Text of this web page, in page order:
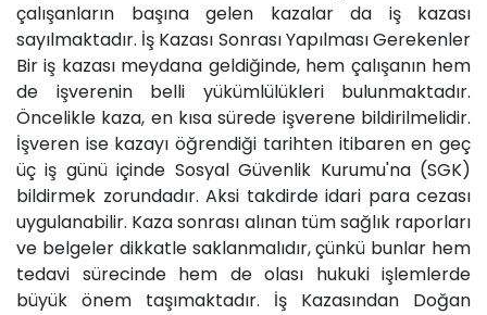
çalışanların başına gelen kazalar da iş kazası
sayılmaktadır. İş Kazası Sonrası Yapılması Gerekenler
Bir iş kazası meydana geldiğinde, hem çalışanın hem
de işverenin belli yükümlülükleri bulunmaktadır.
Öncelikle kaza, en kısa sürede işverene bildirilmelidir.
İşveren ise kazayı öğrendiği tarihten itibaren en geç
üç iş günü içinde Sosyal Güvenlik Kurumu'na (SGK)
bildirmek zorundadır. Aksi takdirde idari para cezası
uygulanabilir. Kaza sonrası alınan tüm sağlık raporları
ve belgeler dikkatle saklanmalıdır, çünkü bunlar hem
tedavi sürecinde hem de olası hukuki işlemlerde
büyük önem taşımaktadır. İş Kazasından Doğan